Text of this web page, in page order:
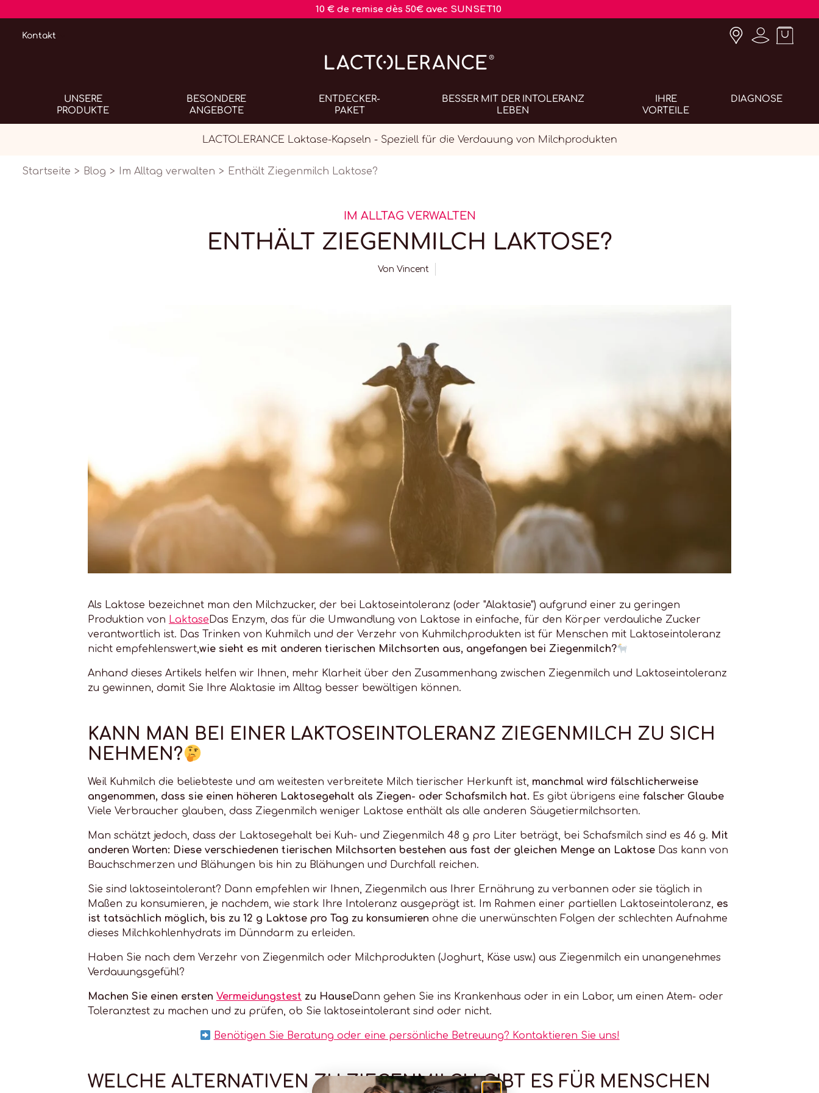
10 € de remise dès 50€ avec SUNSET10
Kontakt
UNSERE
PRODUKTE
BESONDERE
ANGEBOTE
ENTDECKER-
PAKET
BESSER MIT DER INTOLERANZ
LEBEN
IHRE
VORTEILE
DIAGNOSE
LACTOLERANCE Laktase-Kapseln - Speziell für die Verdauung von Milchprodukten
Startseite Blog Im Alltag verwalten Enthält Ziegenmilch Laktose?
IM ALLTAG VERWALTEN
ENTHÄLT ZIEGENMILCH LAKTOSE?
Von Vincent
Als Laktose bezeichnet man den Milchzucker, der bei Laktoseintoleranz (oder "Alaktasie") aufgrund einer zu geringen
Produktion von Laktase Das Enzym, das für die Umwandlung von Laktose in einfache, für den Körper verdauliche Zucker
verantwortlich ist. Das Trinken von Kuhmilch und der Verzehr von Kuhmilchprodukten ist für Menschen mit Laktoseintoleranz
nicht empfehlenswert,wie sieht es mit anderen tierischen Milchsorten aus, angefangen bei Ziegenmilch?
Anhand dieses Artikels helfen wir Ihnen, mehr Klarheit über den Zusammenhang zwischen Ziegenmilch und Laktoseintoleranz
zu gewinnen, damit Sie Ihre Alaktasie im Alltag besser bewältigen können.
KANN MAN BEI EINER LAKTOSEINTOLERANZ ZIEGENMILCH ZU SICH
NEHMEN?
Weil Kuhmilch die beliebteste und am weitesten verbreitete Milch tierischer Herkunft ist, manchmal wird fälschlicherweise
angenommen, dass sie einen höheren Laktosegehalt als Ziegen- oder Schafsmilch hat. Es gibt übrigens eine falscher Glaube
Viele Verbraucher glauben, dass Ziegenmilch weniger Laktose enthält als alle anderen Säugetiermilchsorten.
Man schätzt jedoch, dass der Laktosegehalt bei Kuh- und Ziegenmilch 48 g pro Liter beträgt, bei Schafsmilch sind es 46 g. Mit
anderen Worten: Diese verschiedenen tierischen Milchsorten bestehen aus fast der gleichen Menge an Laktose Das kann von
Bauchschmerzen und Blähungen bis hin zu Blähungen und Durchfall reichen.
Sie sind laktoseintolerant? Dann empfehlen wir Ihnen, Ziegenmilch aus Ihrer Ernährung zu verbannen oder sie täglich in
Maßen zu konsumieren, je nachdem, wie stark Ihre Intoleranz ausgeprägt ist. Im Rahmen einer partiellen Laktoseintoleranz, es
ist tatsächlich möglich, bis zu 12 g Laktose pro Tag zu konsumieren ohne die unerwünschten Folgen der schlechten Aufnahme
dieses Milchkohlenhydrats im Dünndarm zu erleiden.
Haben Sie nach dem Verzehr von Ziegenmilch oder Milchprodukten (Joghurt, Käse usw.) aus Ziegenmilch ein unangenehmes
Verdauungsgefühl?
Machen Sie einen ersten Vermeidungstest zu HauseDann gehen Sie ins Krankenhaus oder in ein Labor, um einen Atem- oder
Toleranztest zu machen und zu prüfen, ob Sie laktoseintolerant sind oder nicht.
Benötigen Sie Beratung oder eine persönliche Betreuung? Kontaktieren Sie uns!
WELCHE ALTERNATIVEN ZU ZIEGENMILCH GIBT ES FÜR MENSCHEN